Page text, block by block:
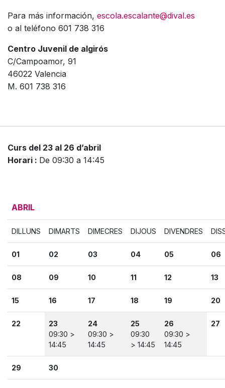
Para más información, escola.escalante@dival.es
o al teléfono 601 738 316
Centro Juvenil de algirós
C/Campoamor, 91
46022 Valencia
M. 601 738 316
Curs del 23 al 26 d’abril
Horari : De 09:30 a 14:45
ABRIL
DILLUNS DIMARTS DIMECRES DIJOUS DIVENDRES
01 02 03 04 05 06
08 09 10 11 12 13
15 16 17 18 19 20
22
23
09:30 >
14:45
24
09:30 >
14:45
25
09:30
> 14:45
26
09:30 >
14:45
27
29 30